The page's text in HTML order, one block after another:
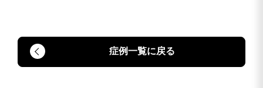
症例一覧に戻る